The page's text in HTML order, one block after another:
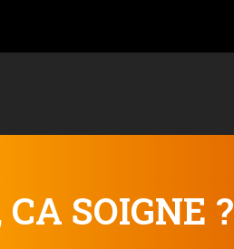
SOIGNE ?